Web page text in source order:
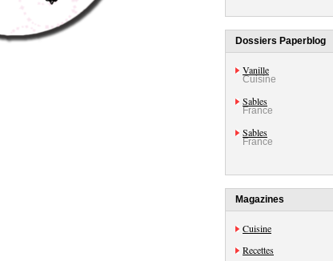
Dossiers Paperblog
Vanille
Cuisine
Sables
France
Sables
France
Magazines
Cuisine
Recettes